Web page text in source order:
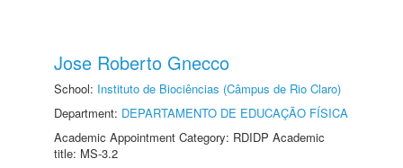
Jose Roberto Gnecco
School: Instituto de Biociências (Câmpus de Rio Claro)
Department: DEPARTAMENTO DE EDUCAÇÃO FÍSICA
Academic Appointment Category: RDIDP Academic
title: MS-3.2